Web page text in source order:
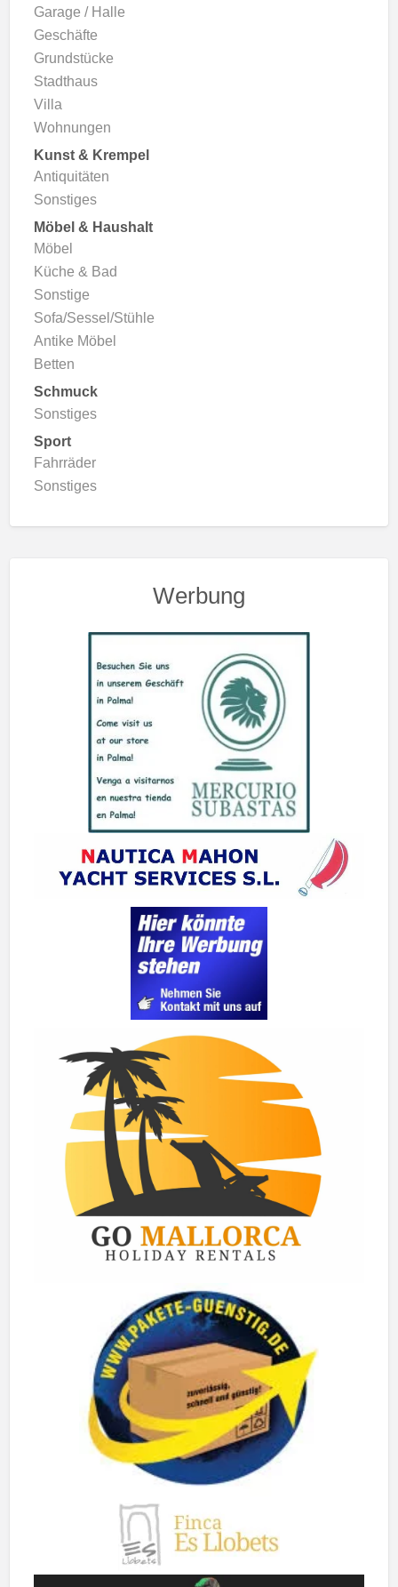
Garage / Halle
Geschäfte
Grundstücke
Stadthaus
Villa
Wohnungen
Kunst & Krempel
Antiquitäten
Sonstiges
Möbel & Haushalt
Möbel
Küche & Bad
Sonstige
Sofa/Sessel/Stühle
Antike Möbel
Betten
Schmuck
Sonstiges
Sport
Fahrräder
Sonstiges
Werbung